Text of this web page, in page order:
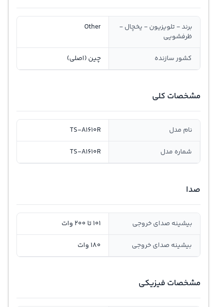
برند - تلویزیون - یخچال -
ظرفشویی
Other
کشور سازنده چین (اصلی)
مشخصات کلی
نام مدل TS-A1610R
شماره مدل TS-A1610R
صدا
بیشینه صدای خروجی 101 تا 200 وات
بیشینه صدای خروجی 180 وات
مشخصات فیزیکی